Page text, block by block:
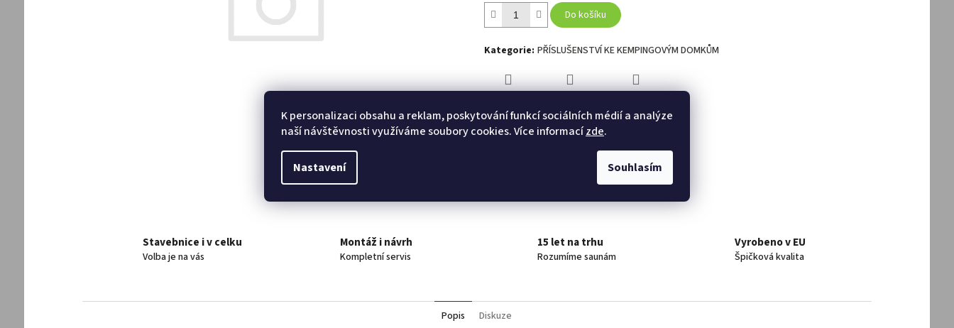
K personalizaci obsahu a reklam, poskytování funkcí sociálních médií a analýze
naší návštěvnosti využíváme soubory cookies. Více informacízde.
Nastavení Souhlasím
Do košíku
Kategorie: PŘÍSLUŠENSTVÍ KE KEMPINGOVÝM DOMKŮM
Stavebnice i v celku
Volba je na vás
Montáž i návrh
Kompletní servis
15 let na trhu
Rozumíme saunám
Vyrobeno v EU
Špičková kvalita
Popis Diskuze